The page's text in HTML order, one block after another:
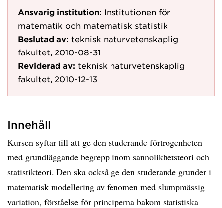
Ansvarig institution: Institutionen för
matematik och matematisk statistik
Beslutad av: teknisk naturvetenskaplig
fakultet, 2010-08-31
Reviderad av: teknisk naturvetenskaplig
fakultet, 2010-12-13
Innehåll
Kursen syftar till att ge den studerande förtrogenheten
med grundläggande begrepp inom sannolikhetsteori och
statistikteori. Den ska också ge den studerande grunder i
matematisk modellering av fenomen med slumpmässig
variation, förståelse för principerna bakom statistiska